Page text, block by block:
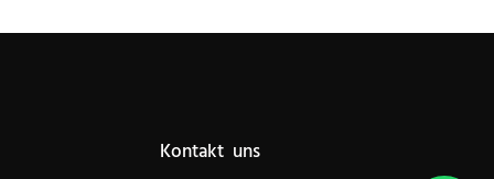
Kontakt uns